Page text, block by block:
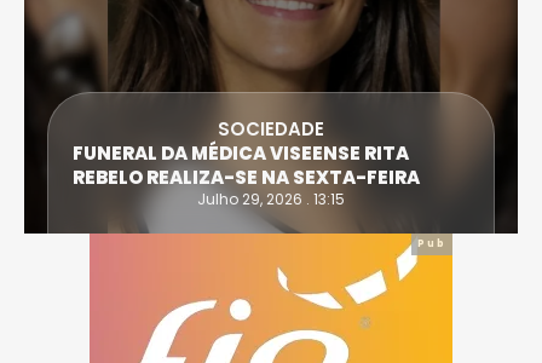
SOCIEDADE
FUNERAL DA MÉDICA VISEENSE RITA
REBELO REALIZA-SE NA SEXTA-FEIRA
Julho 29, 2026 . 13:15
Pub